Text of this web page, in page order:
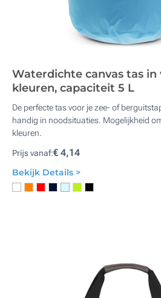
Waterdichte canvas tas in
kleuren, capaciteit 5 L
De perfecte tas voor je zee- of
handig in noodsituaties. Mogelijkheid
kleuren.
Prijs vanaf:€ 4,14
Bekijk Details >